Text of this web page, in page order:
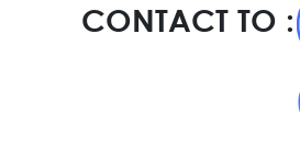
CONTACT TO :